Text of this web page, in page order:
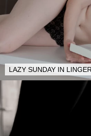
LAZY SUNDAY IN